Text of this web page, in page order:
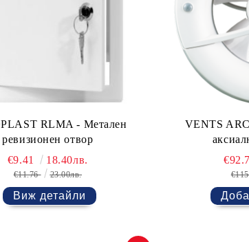
RLMA - Метален
ревизионен отвор
€9.41 18.40лв.
€11.76 23.00лв.
Виж детайли
VENTS